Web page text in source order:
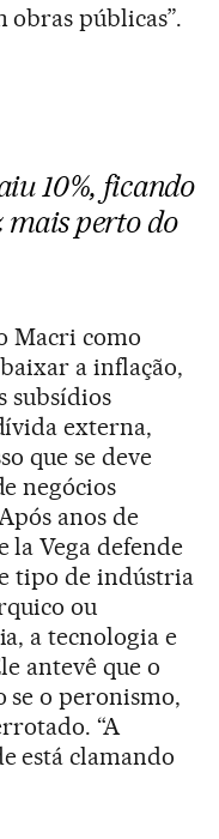
públicas”.
10%, ficando
mais perto do
Macri como
a inflação,
subsídios
externa,
que se deve
negócios
anos de
la Vega defende
tipo de indústria
ou
a tecnologia e
antevê que o
se o peronismo,
“A
está clamando